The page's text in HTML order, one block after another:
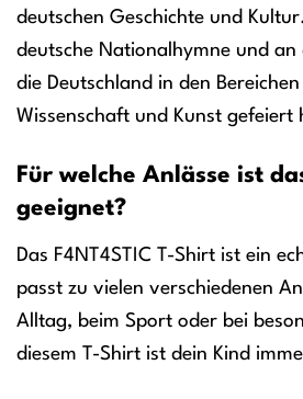
deutschen Geschichte und
deutsche Nationalhymne und an
die Deutschland in den
Wissenschaft und Kunst gefeiert
Für welche Anlässe ist
geeignet?
Das F4NT4STIC T-Shirt ist ein
passt zu vielen verschiedenen
Alltag, beim Sport oder bei
diesem T-Shirt ist dein Kind